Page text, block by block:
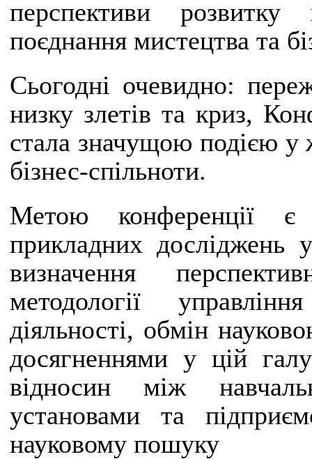
перспективи
поєднання мистецтва та
Сьогодні очевидно:
низку злетів та криз,
стала значущою подією у
бізнес-спільноти.
Метою конференції є
прикладних досліджень
визначення
методології
діяльності, обмін
досягненнями у цій
відносин між
установами та
науковому пошуку